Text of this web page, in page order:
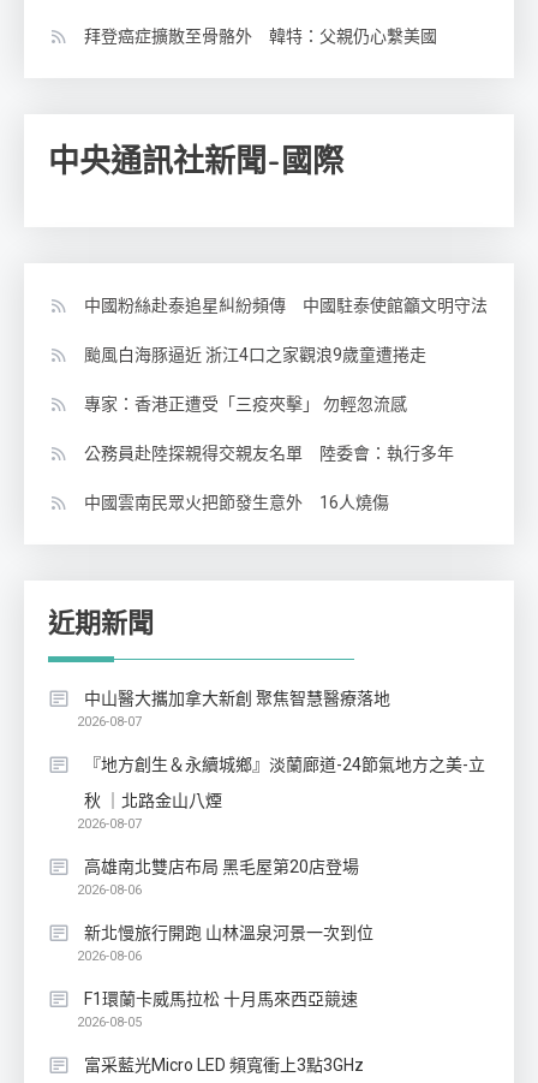
拜登癌症擴散至骨骼外 韓特：父親仍心繫美國
中央通訊社新聞-國際
中國粉絲赴泰追星糾紛頻傳 中國駐泰使館籲文明守法
颱風白海豚逼近 浙江4口之家觀浪9歲童遭捲走
專家：香港正遭受「三疫夾擊」 勿輕忽流感
公務員赴陸探親得交親友名單 陸委會：執行多年
中國雲南民眾火把節發生意外 16人燒傷
近期新聞
中山醫大攜加拿大新創 聚焦智慧醫療落地
2026-08-07
『地方創生＆永續城鄉』淡蘭廊道-24節氣地方之美-立
秋 ｜北路金山八煙
2026-08-07
高雄南北雙店布局 黑毛屋第20店登場
2026-08-06
新北慢旅行開跑 山林溫泉河景一次到位
2026-08-06
F1環蘭卡威馬拉松 十月馬來西亞競速
2026-08-05
富采藍光Micro LED 頻寬衝上3點3GHz